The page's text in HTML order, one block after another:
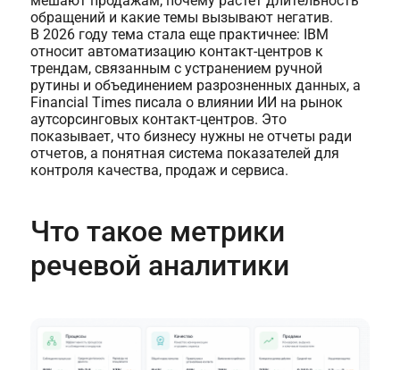
обращений и какие темы вызывают негатив.
В 2026 году тема стала еще практичнее: IBM
относит автоматизацию контакт-центров к
трендам, связанным с устранением ручной
рутины и объединением разрозненных данных, а
Financial Times писала о влиянии ИИ на рынок
аутсорсинговых контакт-центров. Это
показывает, что бизнесу нужны не отчеты ради
отчетов, а понятная система показателей для
контроля качества, продаж и сервиса.
Что такое метрики
речевой аналитики